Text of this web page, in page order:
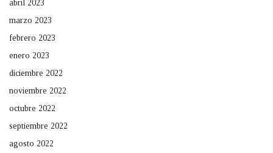
abril 2023
marzo 2023
febrero 2023
enero 2023
diciembre 2022
noviembre 2022
octubre 2022
septiembre 2022
agosto 2022